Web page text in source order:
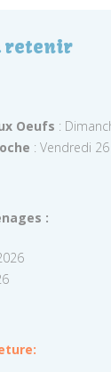
retenir
Oeufs :
: Vendredi
: